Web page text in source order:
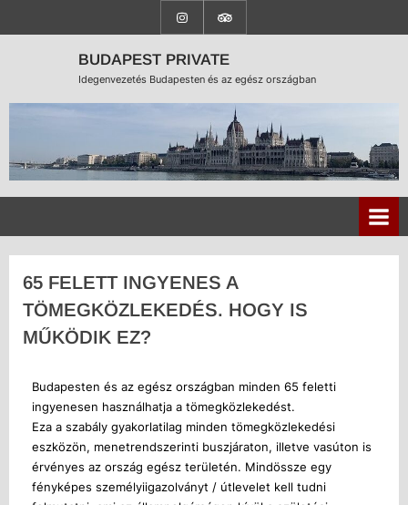
BUDAPEST PRIVATE
Idegenvezetés Budapesten és az egész országban
65 FELETT INGYENES A
TÖMEGKÖZLEKEDÉS. HOGY IS
MŰKÖDIK EZ?
Budapesten és az egész országban minden 65 feletti
ingyenesen használhatja a tömegközlekedést.
Eza a szabály gyakorlatilag minden tömegközlekedési
eszközön, menetrendszerinti buszjáraton, illetve vasúton is
érvényes az ország egész területén. Mindössze egy
fényképes személyiigazolványt / útlevelet kell tudni